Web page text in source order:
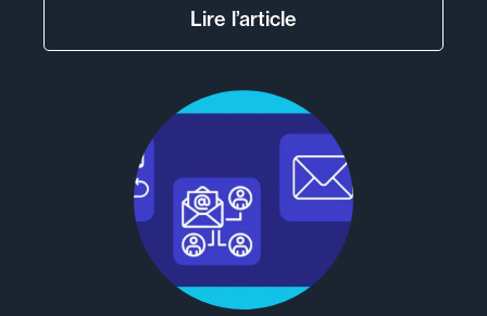
Lire l’article